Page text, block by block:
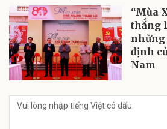
“Mùa
thắng
những
định
Nam